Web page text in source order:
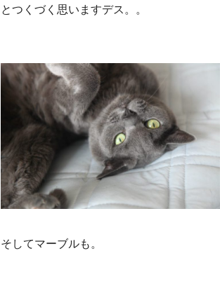
とつくづく思いますデス。。
そしてマーブルも。